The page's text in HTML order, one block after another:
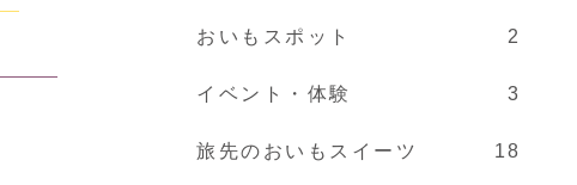
おいもスポット 2
イベント・体験 3
旅先のおいもスイーツ 18